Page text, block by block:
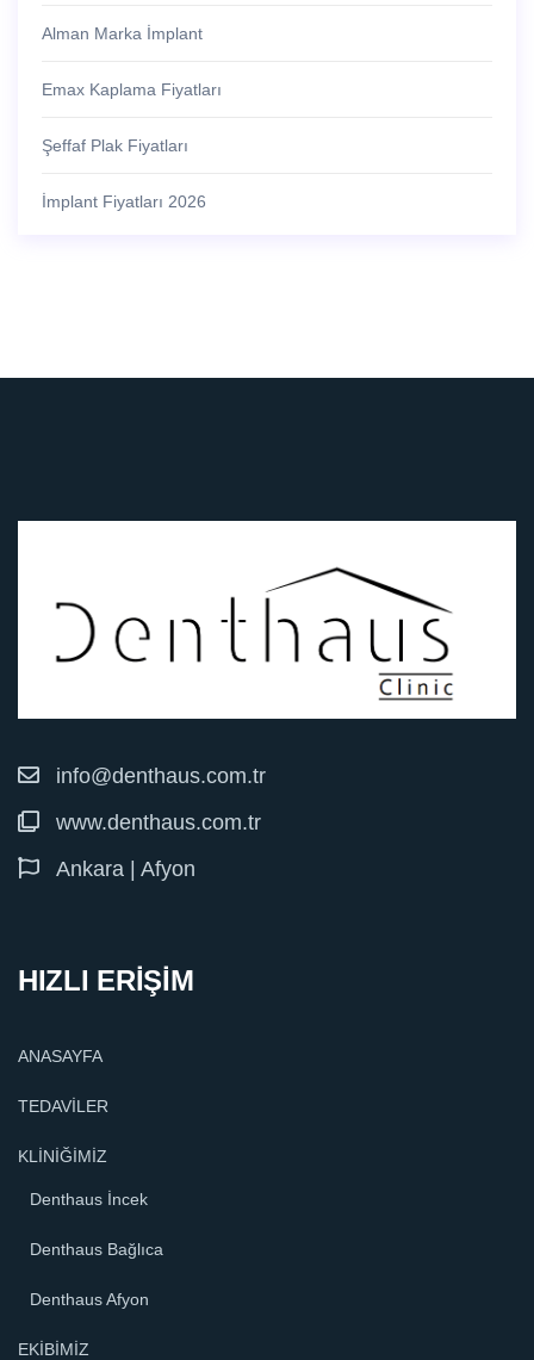
Alman Marka İmplant
Emax Kaplama Fiyatları
Şeffaf Plak Fiyatları
İmplant Fiyatları 2026
info@denthaus.com.tr
www.denthaus.com.tr
Ankara | Afyon
HIZLI ERİŞİM
ANASAYFA
TEDAVİLER
KLİNİĞİMİZ
Denthaus İncek
Denthaus Bağlıca
Denthaus Afyon
EKİBİMİZ